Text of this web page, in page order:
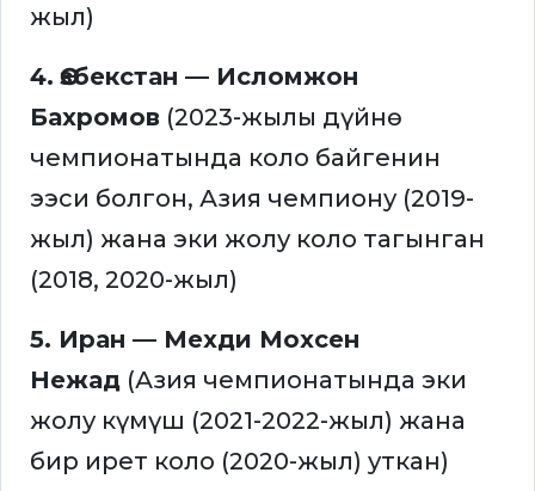
жыл)
4. Өзбекстан — Исломжон
Бахромов (2023-жылы дүйнө
чемпионатында коло байгенин
ээси болгон, Азия чемпиону (2019-
жыл) жана эки жолу коло тагынган
(2018, 2020-жыл)
5. Иран — Мехди Мохсен
Нежад (Азия чемпионатында эки
жолу күмүш (2021-2022-жыл) жана
бир ирет коло (2020-жыл) уткан)